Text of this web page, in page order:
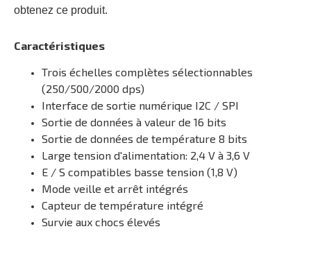
obtenez ce produit.
Caractéristiques
Trois échelles complètes sélectionnables
(250/500/2000 dps)
Interface de sortie numérique I2C / SPI
Sortie de données à valeur de 16 bits
Sortie de données de température 8 bits
Large tension d'alimentation: 2,4 V à 3,6 V
E / S compatibles basse tension (1,8 V)
Mode veille et arrêt intégrés
Capteur de température intégré
Survie aux chocs élevés